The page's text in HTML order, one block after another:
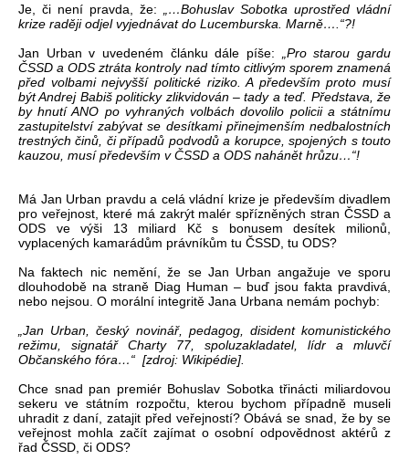
Je, či není pravda, že:
„…Bohuslav Sobotka uprostřed vládní
krize raději odjel vyjednávat do Lucemburska. Marně….“?!
Jan Urban v uvedeném článku dále píše:
„Pro starou gardu
ČSSD a ODS ztráta kontroly nad tímto citlivým sporem znamená
před volbami nejvyšší politické riziko. A především proto musí
být Andrej Babiš politicky zlikvidován – tady a teď. Představa, že
by hnutí ANO po vyhraných volbách dovolilo policii a státnímu
zastupitelství zabývat se desítkami přinejmenším nedbalostních
trestných činů, či případů podvodů a korupce, spojených s touto
kauzou, musí především v ČSSD a ODS nahánět hrůzu…“!
Má Jan Urban pravdu a celá vládní krize je především divadlem
pro veřejnost, které má zakrýt malér spřízněných stran ČSSD a
ODS ve výši 13 miliard Kč s bonusem desítek milionů,
vyplacených kamarádům právníkům tu ČSSD, tu ODS?
Na faktech nic nemění, že se Jan Urban angažuje ve sporu
dlouhodobě na straně Diag Human – buď jsou fakta pravdivá,
nebo nejsou. O morální integritě Jana Urbana nemám pochyb:
„Jan Urban, český novinář, pedagog, disident komunistického
režimu, signatář Charty 77, spoluzakladatel, lídr a mluvčí
Občanského fóra…“ [zdroj: Wikipédie].
Chce snad pan premiér Bohuslav Sobotka třinácti miliardovou
sekeru ve státním rozpočtu, kterou bychom případně museli
uhradit z daní, zatajit před veřejností? Obává se snad, že by se
veřejnost mohla začít zajímat o osobní odpovědnost aktérů z
řad ČSSD, či ODS?